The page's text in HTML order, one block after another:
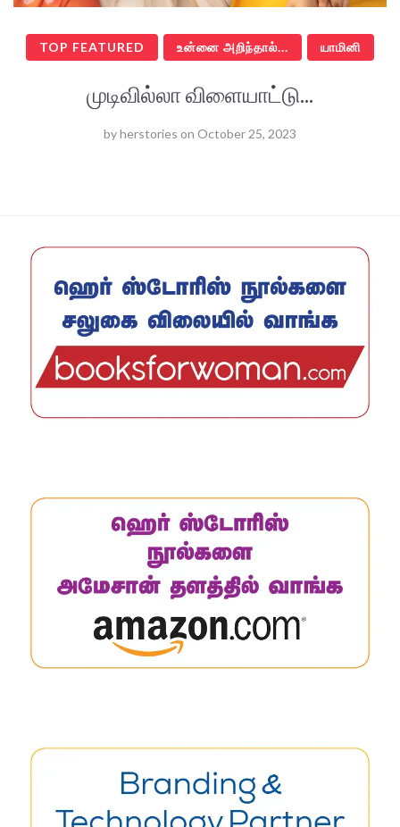
TOP FEATURED உன்னை அறிந்தால்... யாமினி
முடிவில்லா விளையாட்டு...
byherstories on October 25, 2023